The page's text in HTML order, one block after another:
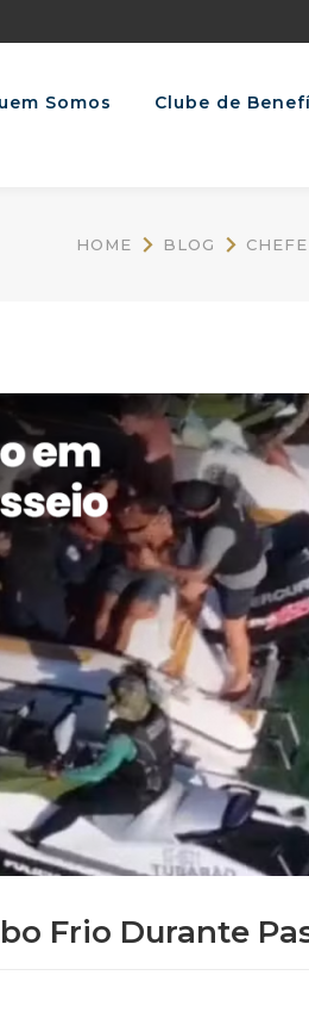
Somos Clube de
HOME BLOG
Frio Durante